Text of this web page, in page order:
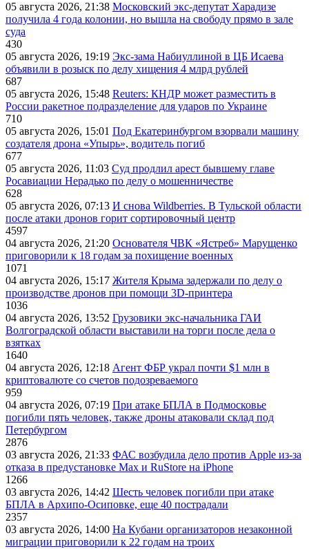
05 августа 2026, 21:38 Московский экс-депутат Харадизе
получила 4 года колонии, но вышла на свободу прямо в зале
суда
430
05 августа 2026, 19:19 Экс-зама Набиуллиной в ЦБ Исаева
объявили в розыск по делу хищения 4 млрд рублей
687
05 августа 2026, 15:48 Reuters: КНДР может разместить в
России ракетное подразделение для ударов по Украине
710
05 августа 2026, 15:01 Под Екатеринбургом взорвали машину
создателя дрона «Упырь», водитель погиб
677
05 августа 2026, 11:03 Суд продлил арест бывшему главе
Росавиации Нерадько по делу о мошенничестве
628
05 августа 2026, 07:13 И снова Wildberries. В Тульской области
после атаки дронов горит сортировочный центр
4597
04 августа 2026, 21:20 Основателя ЧВК «Ястреб» Марущенко
приговорили к 18 годам за похищение военных
1071
04 августа 2026, 15:17 Жителя Крыма задержали по делу о
производстве дронов при помощи 3D‑принтера
1036
04 августа 2026, 13:52 Грузовики экс-начальника ГАИ
Волгоградской области выставили на торги после дела о
взятках
1640
04 августа 2026, 12:18 Агент ФБР украл почти $1 млн в
криптовалюте со счетов подозреваемого
959
04 августа 2026, 07:19 При атаке БПЛА в Подмосковье
погибли пять человек, также дроны атаковали склад под
Петербургом
2876
03 августа 2026, 21:33 ФАС возбудила дело против Apple из-за
отказа в предустановке Max и RuStore на iPhone
1266
03 августа 2026, 14:42 Шесть человек погибли при атаке
БПЛА в Архипо-Осиповке, еще 40 пострадали
2357
03 августа 2026, 14:00 На Кубани организаторов незаконной
миграции приговорили к 22 годам на троих